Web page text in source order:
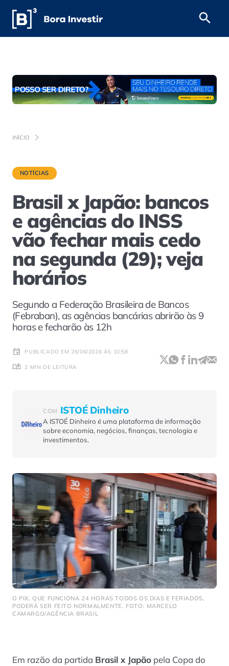
INÍCIO
NOTÍCIAS
Brasil x Japão: bancos
e agências do INSS
vão fechar mais cedo
na segunda (29); veja
horários
Segundo a Federação Brasileira de Bancos
(Febraban), as agências bancárias abrirão às 9
horas e fecharão às 12h
PUBLICADO EM 26/06/2026 ÀS 10:58
2 MIN DE LEITURA
COM ISTOÉ Dinheiro
A ISTOÉ Dinheiro é uma plataforma de informação
sobre economia, negócios, finanças, tecnologia e
investimentos.
O PIX, QUE FUNCIONA 24 HORAS TODOS OS DIAS E FERIADOS,
PODERÁ SER FEITO NORMALMENTE. FOTO: MARCELO
CAMARGO/AGÊNCIA BRASIL
Em razão da partida Brasil x Japão pela Copa do